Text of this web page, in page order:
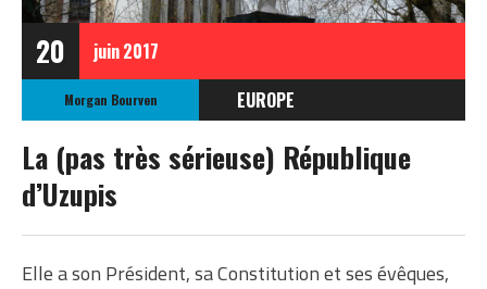
20 juin2017
Morgan Bourven
EUROPE
LITUANIE
La (pas très sérieuse) République
d’Uzupis
Elle a son Président, sa Constitution et ses évêques,